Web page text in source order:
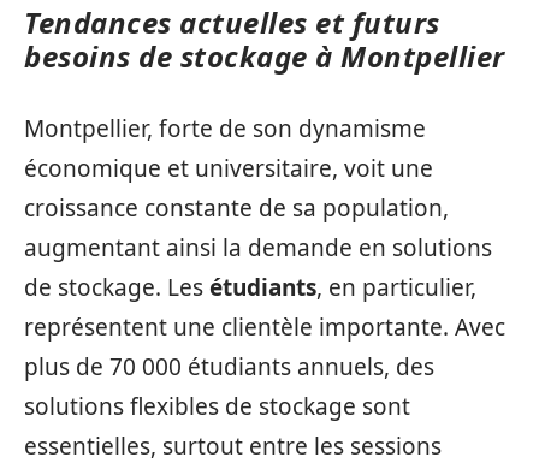
Tendances actuelles et futurs
besoins de stockage à Montpellier
Montpellier, forte de son dynamisme
économique et universitaire, voit une
croissance constante de sa population,
augmentant ainsi la demande en solutions
de stockage. Lesétudiants, en particulier,
représentent une clientèle importante. Avec
plus de 70 000 étudiants annuels, des
solutions flexibles de stockage sont
essentielles, surtout entre les sessions